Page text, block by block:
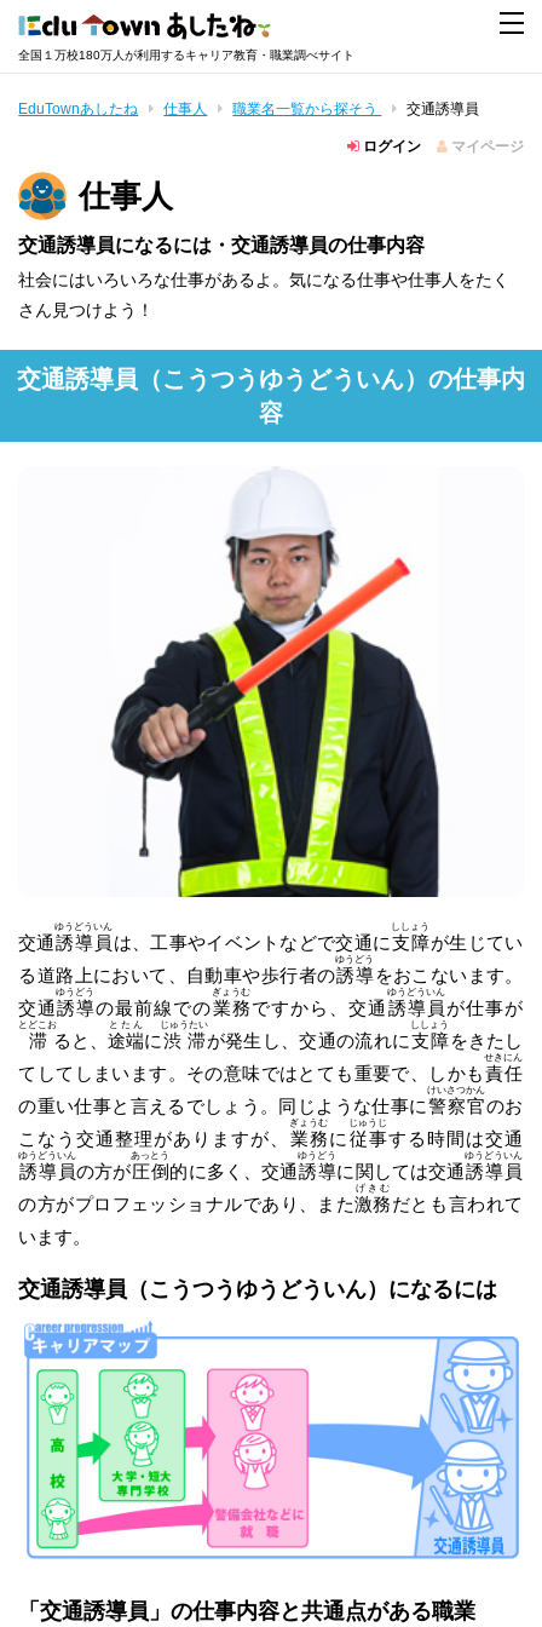
全国１万校180万人が利用するキャリア教育・職業調べサイト
EduTownあしたね 仕事人 職業名一覧から探そう 交通誘導員
ログイン マイページ
仕事人
交通誘導員になるには・交通誘導員の仕事内容
社会にはいろいろな仕事があるよ。気になる仕事や仕事人をたく
さん見つけよう！
交通誘導員 （こうつうゆうどういん） の仕事内
容
交通誘導員
ゆうどういん
は、工事やイベントなどで交通に支障
ししょう
が生じてい
る道路上において、自動車や歩行者の誘導
ゆうどう
をおこないます。
交通誘導
ゆうどう
の最前線での業務
ぎょうむ
ですから、交通 誘導員
ゆうどういん
が仕事が
滞
とどこお
ると、途端
とたん
に渋滞
じゅうたい
が発生し、交通の流れに支障
ししょう
をきたし
てしてしまいます。その意味ではとても重要で、しかも責任
せきにん
の重い仕事と言えるでしょう。同じような仕事に警察官
けいさつかん
のお
こなう交通整理がありますが、 業務
ぎょうむ
に 従事
じゅうじ
する時間は交通
誘導員
ゆうどういん
の方が圧倒
あっとう
的に多く、交通誘導
ゆうどう
に関しては交通誘導員
ゆうどういん
の方がプロフェッショナルであり、また激務
げきむ
だとも言われて
います。
交通誘導員 （こうつうゆうどういん） になるには
「交通誘導員」の仕事内容と共通点がある職業